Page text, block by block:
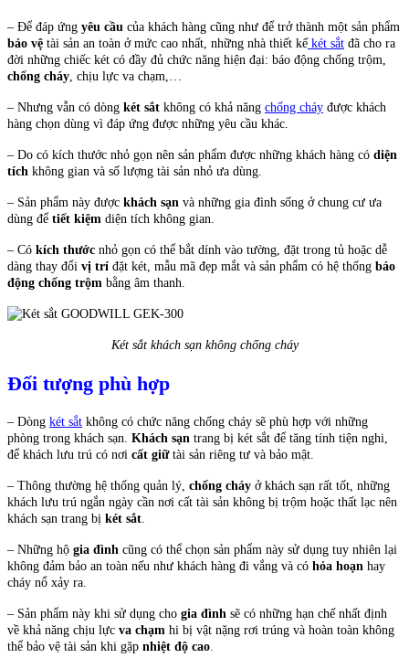
– Để đáp ứng yêu cầu của khách hàng cũng như để trở thành một sản phẩm
bảo vệ tài sản an toàn ở mức cao nhất, những nhà thiết kếkét sắt đã cho ra
đời những chiếc két có đầy đủ chức năng hiện đại: báo động chống trộm,
chống cháy , chịu lực va chạm,…
– Nhưng vẫn có dòng két sắt không có khả năng chống cháy được khách
hàng chọn dùng vì đáp ứng được những yêu cầu khác.
– Do có kích thước nhỏ gọn nên sản phẩm được những khách hàng có diện
tích không gian và số lượng tài sản nhỏ ưa dùng.
– Sản phẩm này được khách sạn và những gia đình sống ở chung cư ưa
dùng để tiết kiệm diện tích không gian.
– Có kích thước nhỏ gọn có thể bắt dính vào tường, đặt trong tủ hoặc dễ
dàng thay đổi vị trí đặt két, mẫu mã đẹp mắt và sản phẩm có hệ thống báo
động chống trộm bằng âm thanh.
Két sắt khách sạn không chống cháy
Đối tượng phù hợp
– Dòng két sắt không có chức năng chống cháy sẽ phù hợp với những
phòng trong khách sạn. Khách sạn trang bị két sắt để tăng tính tiện nghi,
để khách lưu trú có nơi cất giữtài sản riêng tư và bảo mật.
– Thông thường hệ thống quản lý, chống cháy ở khách sạn rất tốt, những
khách lưu trú ngắn ngày cần nơi cất tài sản không bị trộm hoặc thất lạc nên
khách sạn trang bị két sắt.
– Những hộ gia đình cũng có thể chọn sản phẩm này sử dụng tuy nhiên lại
không đảm bảo an toàn nếu như khách hàng đi vắng và có hỏa hoạn hay
cháy nổ xảy ra.
– Sản phẩm này khi sử dụng cho gia đình sẽ có những hạn chế nhất định
về khả năng chịu lực va chạm hi bị vật nặng rơi trúng và hoàn toàn không
thể bảo vệ tài sản khi gặp nhiệt độ cao.